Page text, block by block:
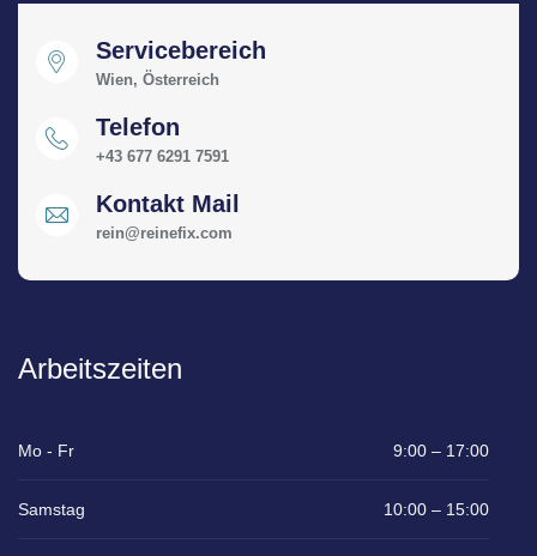
Servicebereich
Wien, Österreich
Telefon
+43 677 6291 7591
Kontakt Mail
rein@reinefix.com
Arbeitszeiten
Mo - Fr 9:00 – 17:00
Samstag 10:00 – 15:00